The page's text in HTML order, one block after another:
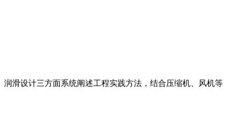
滑设计三方面系统阐述工程实践方法，结合压缩机、风机等